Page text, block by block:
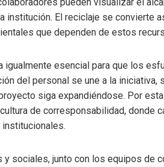
El reciclaje se convierte
que dependen de estos
igualmente esencial para que los
del personal se une a la
siga expandiéndose. Por
de corresponsabilidad, donde
sociales, junto con los equipos de